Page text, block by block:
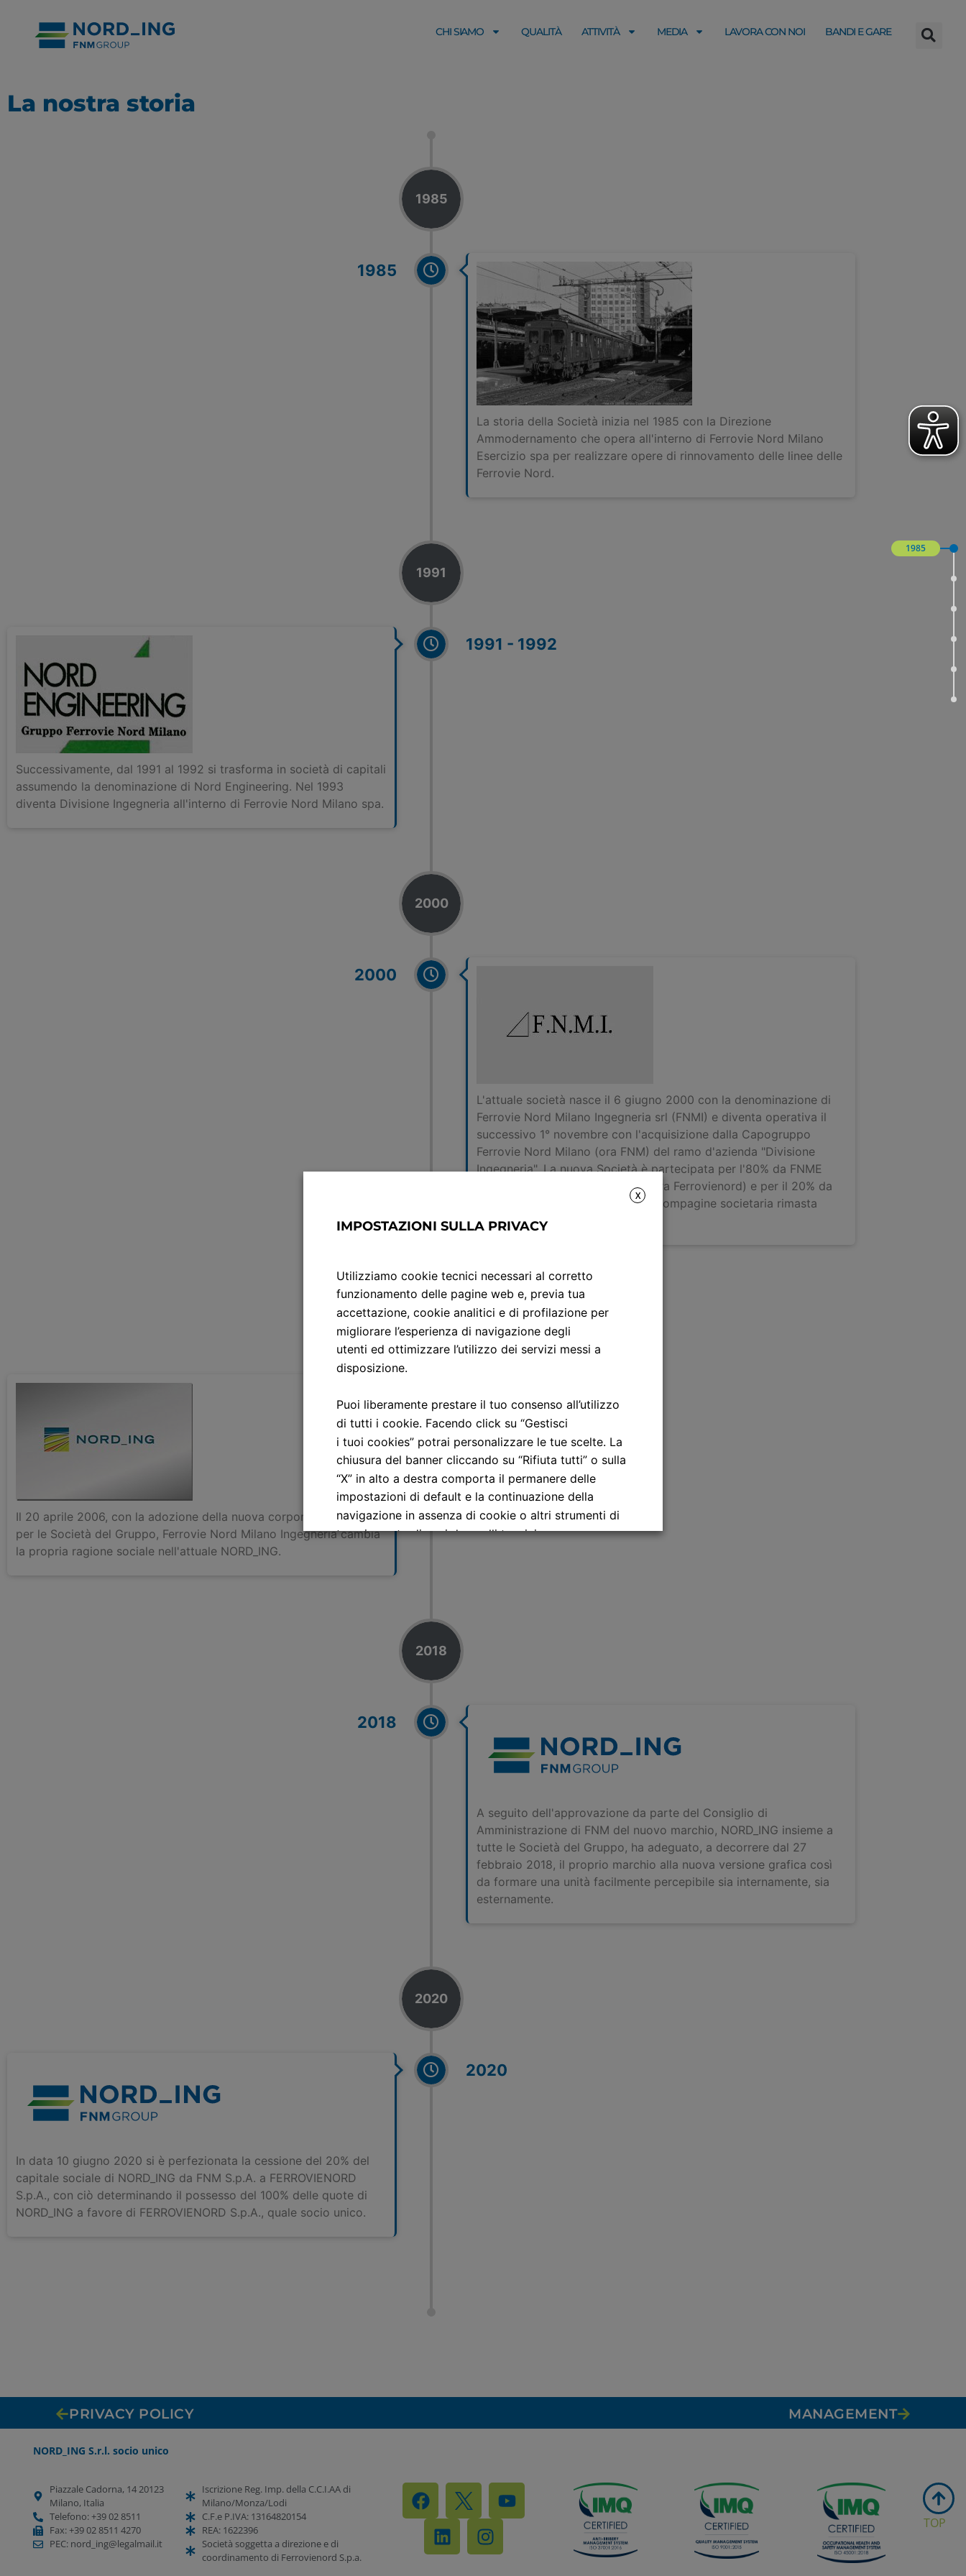
CHI SIAMO QUALITÀ ATTIVITÀ MEDIA LAVORA CON NOI BANDI E GARE
La nostra storia
1985
1985
1985
La storia della Società inizia nel 1985 con la Direzione
Ammodernamento che opera all'interno di Ferrovie Nord Milano
Esercizio spa per realizzare opere di rinnovamento delle linee delle
Ferrovie Nord.
1991
1991 - 1992
Successivamente, dal 1991 al 1992 si trasforma in società di capitali
assumendo la denominazione di Nord Engineering. Nel 1993
diventa Divisione Ingegneria all'interno di Ferrovie Nord Milano spa.
2000
2000
L'attuale società nasce il 6 giugno 2000 con la denominazione di
Ferrovie Nord Milano Ingegneria srl (FNMI) e diventa operativa il
successivo 1° novembre con l'acquisizione dalla Capogruppo
Ferrovie Nord Milano (ora FNM) del ramo d'azienda "Divisione
Ingegneria". La nuova Società è partecipata per l'80% da FNME
(Ferrovie Nord Milano Esercizio ora Ferrovienord) e per il 20% da
Ferrovie Nord Milano (ora FNM), compagine societaria rimasta
inalterata fino ad oggi.
2006
Il 20 aprile 2006, con la adozione della nuova corporate identity
per le Società del Gruppo, Ferrovie Nord Milano Ingegneria cambia
la propria ragione sociale nell'attuale NORD_ING.
2018
2018
A seguito dell'approvazione da parte del Consiglio di
Amministrazione di FNM del nuovo marchio, NORD_ING insieme a
tutte le Società del Gruppo, ha adeguato, a decorrere dal 27
febbraio 2018, il proprio marchio alla nuova versione grafica così
da formare una unità facilmente percepibile sia internamente, sia
esternamente.
2020
2020
In data 10 giugno 2020 si è perfezionata la cessione del 20% del
capitale sociale di NORD_ING da FNM S.p.A. a FERROVIENORD
S.p.A., con ciò determinando il possesso del 100% delle quote di
NORD_ING a favore di FERROVIENORD S.p.A., quale socio unico.
PRIVACY POLICY MANAGEMENT
NORD_ING S.r.l. socio unico
Piazzale Cadorna, 14 20123
Milano, Italia
Telefono: +39 02 8511
Fax: +39 02 8511 4270
PEC: nord_ing@legalmail.it
Iscrizione Reg. Imp. della C.C.I.AA di
Milano/Monza/Lodi
C.F.e P.IVA: 13164820154
REA: 1622396
Società soggetta a direzione e di
coordinamento di Ferrovienord S.p.a.
TOP
X
IMPOSTAZIONI SULLA PRIVACY
Utilizziamo cookie tecnici necessari al corretto
funzionamento delle pagine web e, previa tua
accettazione, cookie analitici e di profilazione per
migliorare l’esperienza di navigazione degli
utenti ed ottimizzare l’utilizzo dei servizi messi a
disposizione.
Puoi liberamente prestare il tuo consenso all’utilizzo
di tutti i cookie. Facendo click su “Gestisci
i tuoi cookies” potrai personalizzare le tue scelte. La
chiusura del banner cliccando su “Rifiuta tutti” o sulla
“X” in alto a destra comporta il permanere delle
impostazioni di default e la continuazione della
navigazione in assenza di cookie o altri strumenti di
tracciamento diversi da quelli tecnici.
Per maggiori informazioni consulta la nostra
RIFIUTA TUTTI